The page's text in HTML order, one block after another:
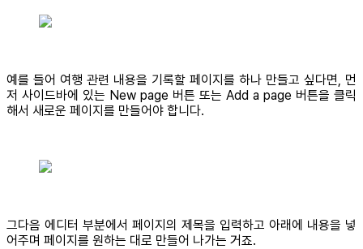
예를 들어 여행 관련 내용을 기록할 페이지를 하나 만들고 싶다면, 먼
저 사이드바에 있는 New page 버튼 또는 Add a page 버튼을 클릭
해서 새로운 페이지를 만들어야 합니다.
그다음 에디터 부분에서 페이지의 제목을 입력하고 아래에 내용을 넣
어주며 페이지를 원하는 대로 만들어 나가는 거죠.